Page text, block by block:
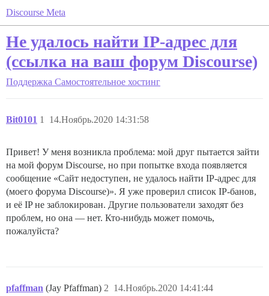
Discourse Meta
Не удалось найти IP-адрес для
(ссылка на ваш форум Discourse)
Поддержка Самостоятельное хостинг
Bit0101 14.Ноябрь.2020 14:31:58
1
Привет! У меня возникла проблема: мой друг пытается зайти
на мой форум Discourse, но при попытке входа появляется
сообщение «Сайт недоступен, не удалось найти IP-адрес для
(моего форума Discourse)». Я уже проверил список IP-банов,
и её IP не заблокирован. Другие пользователи заходят без
проблем, но она — нет. Кто-нибудь может помочь,
пожалуйста?
pfaffman (Jay Pfaffman) 14.Ноябрь.2020 14:41:44
2